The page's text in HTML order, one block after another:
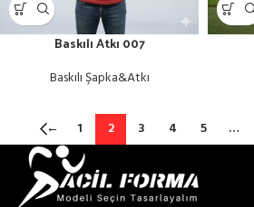
Baskılı Atkı 007
Baskılı Şapka&Atkı
← 1 2 3 4 5 …